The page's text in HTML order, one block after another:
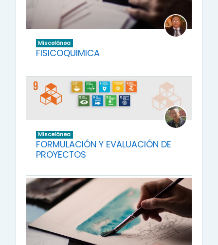
Miscelánea
FISICOQUIMICA
Miscelánea
FORMULACIÓN Y EVALUACIÓN DE
PROYECTOS